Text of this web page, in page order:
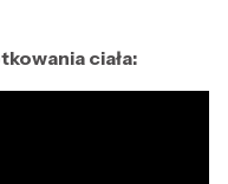
ciała: